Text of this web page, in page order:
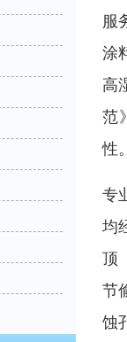
服
涂
高
范
性
专
均
顶
节
蚀